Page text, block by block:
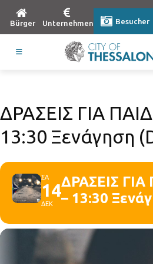
Bürger Unternehmen Besucher
ΔΡΑΣΕΙΣ ΓΙΑ
13:30 Ξενάγηση
ΣΑ
14
ΔΕΚ
ΔΡΑΣΕΙΣ ΓΙΑ
– 13:30